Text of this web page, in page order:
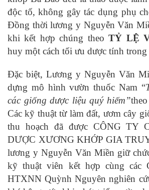
độc tố, không gây tác dụng phụ
Đồng thời lương y Nguyễn Văn
khi kết hợp chúng theoTỶ LỆ
huy một cách tối ưu dược tính trong
Đặc biệt, Lương y Nguyễn Văn
dựng mô hình vườn thuốc Nam “
các giống dược liệu quý hiếm”
Các kỹ thuật từ làm đất, ươm cây
thu hoạch đã được CÔNG TY
DƯỢC XƯƠNG KHỚP GIA
lương y Nguyễn Văn Miền giữ
kỹ thuật viên kết hợp cùng các
HTXNN Quỳnh Nguyên nghiên